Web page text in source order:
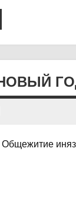
Общежитие